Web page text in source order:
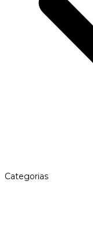
Categorias